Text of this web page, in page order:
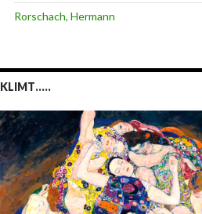
Rorschach, Hermann
KLIMT…..